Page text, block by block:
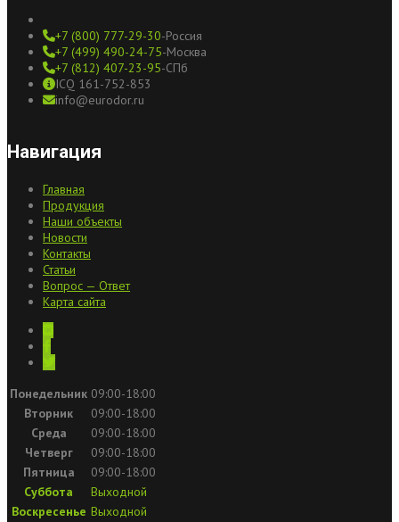
+7 (800) 777-29-30-Россия
+7 (499) 490-24-75-Москва
+7 (812) 407-23-95-СПб
ICQ 161-752-853
info@eurodor.ru
Навигация
Главная
Продукция
Наши объекты
Новости
Контакты
Статьи
Вопрос — Ответ
Карта сайта
Понедельник 09:00-18:00
Вторник
09:00-18:00
Среда
09:00-18:00
Четверг
09:00-18:00
Пятница
09:00-18:00
Суббота
Выходной
Воскресенье Выходной